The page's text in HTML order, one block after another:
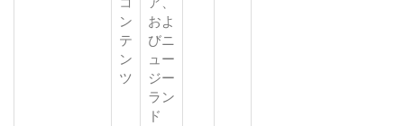
ン
テ
ン
ツ
およ
びニ
ュー
ジー
ラン
ド